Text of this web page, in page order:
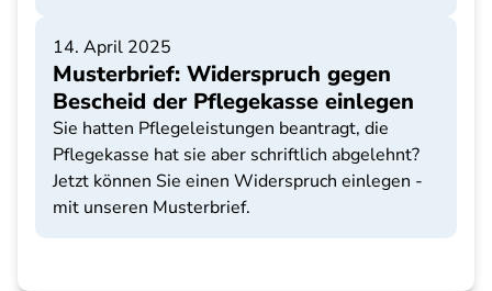
14. April 2025
Musterbrief: Widerspruch gegen
Bescheid der Pflegekasse einlegen
Sie hatten Pflegeleistungen beantragt, die
Pflegekasse hat sie aber schriftlich abgelehnt?
Jetzt können Sie einen Widerspruch einlegen -
mit unseren Musterbrief.